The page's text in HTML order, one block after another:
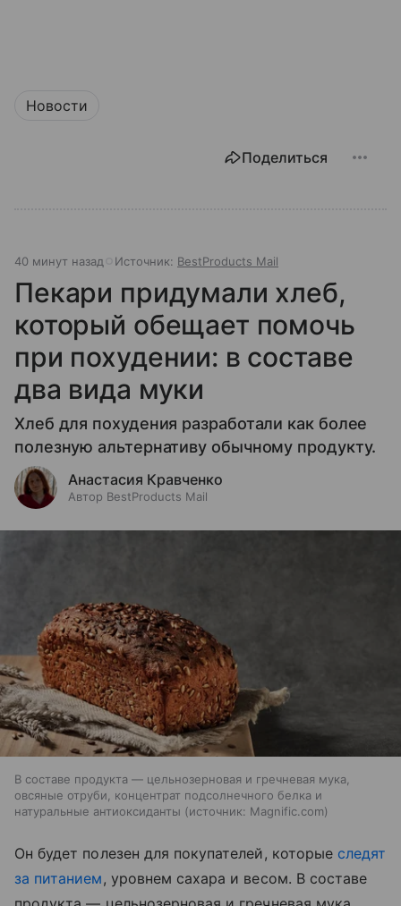
Новости
Поделиться
40 минут назад Источник: BestProducts Mail
Пекари придумали хлеб,
который обещает помочь
при похудении: в составе
два вида муки
Хлеб для похудения разработали как более
полезную альтернативу обычному продукту.
Анастасия Кравченко
Автор BestProducts Mail
В составе продукта — цельнозерновая и гречневая мука,
овсяные отруби, концентрат подсолнечного белка и
натуральные антиоксиданты
источник: Magnific.com
Он будет полезен для покупателей, которые следят
за питанием , уровнем сахара и весом. В составе